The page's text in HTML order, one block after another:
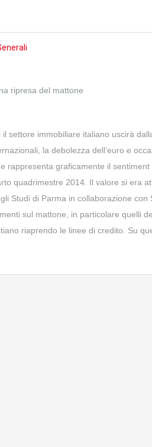
ripresa del mattone
settore immobiliare italiano uscirà
la debolezza dell’euro e
rappresenta graficamente il
quadrimestre 2014. Il valore si era
Studi di Parma in collaborazione
sul mattone, in particolare quelli
riaprendo le linee di credito. Su